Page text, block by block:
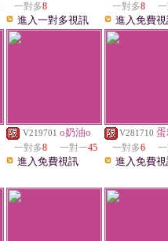
一對多8
進入一對多視訊
一對多8
進入免費
V219701 o奶油o
一對多8 一對一45
進入免費視訊
V281710
一對多6
進入免費